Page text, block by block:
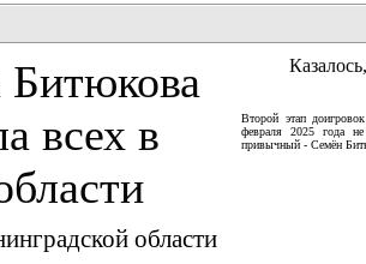
всех в
области
Второй этап
февраля 2025 года
привычный - Семён